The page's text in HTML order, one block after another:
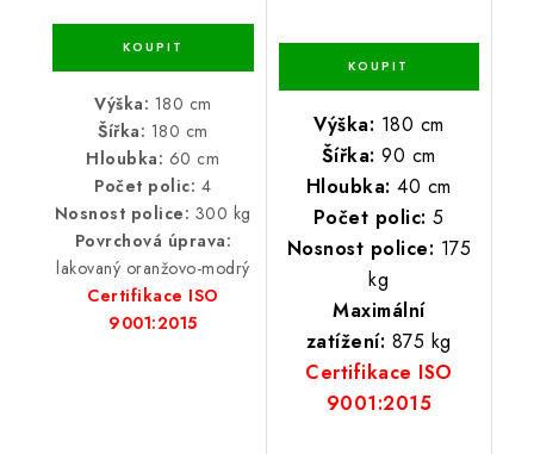
Výška: 180 cm
Šířka: 180 cm
Hloubka: 60 cm
Počet polic: 4
Nosnost police: 300 kg
Povrchová úprava:
lakovaný oranžovo-modrý
Certifikace ISO
9001:2015
Výška: 180 cm
Šířka: 90 cm
Hloubka: 40 cm
Počet polic: 5
Nosnost police: 175
kg
Maximální
zatížení: 875 kg
Certifikace ISO
9001:2015